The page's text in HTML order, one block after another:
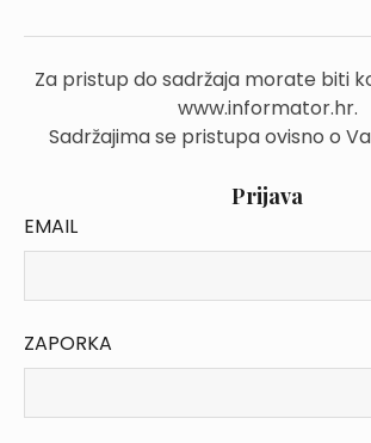
Za pristup do sadržaja morate biti
www.informator.hr.
Sadržajima se pristupa ovisno o
Prijava
EMAIL
ZAPORKA